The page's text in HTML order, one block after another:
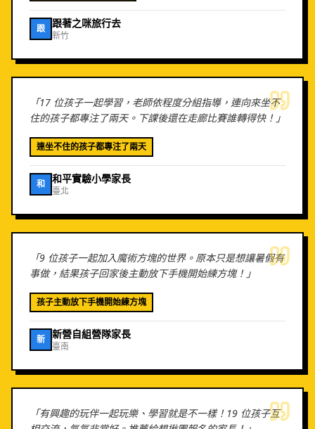
跟 跟著之咪旅行去
新竹
「17 位孩子一起學習，老師依程度分組指導，連向來坐不
住的孩子都專注了兩天。下課後還在走廊比賽誰轉得快！ 」
連坐不住的孩子都專注了兩天
和 和平實驗小學家長
臺北
「9 位孩子一起加入魔術方塊的世界。原本只是想讓暑假有
事做，結果孩子回家後主動放下手機開始練方塊！ 」
孩子主動放下手機開始練方塊
新 新營自組營隊家長
臺南
「有興趣的玩伴一起玩樂、學習就是不一樣！19 位孩子互